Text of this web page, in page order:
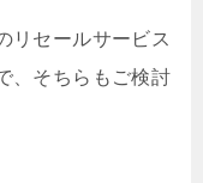
リセールサービス
、そちらもご検討